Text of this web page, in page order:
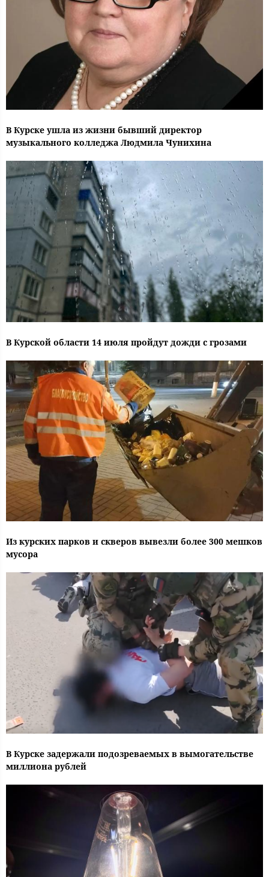
В Курске ушла из жизни бывший директор
музыкального колледжа Людмила Чунихина
В Курской области 14 июля пройдут дожди с грозами
Из курских парков и скверов вывезли более 300 мешков
мусора
В Курске задержали подозреваемых в вымогательстве
миллиона рублей